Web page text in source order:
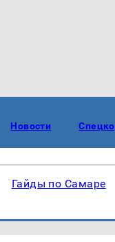
Новости
Гайды по Самаре